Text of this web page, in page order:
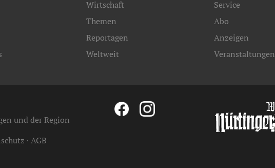
Wirtschaft
Themen
Reportagen
Weltweit
Service
Abo
Anzeigen
Veranstaltungen
und der Region
AGB